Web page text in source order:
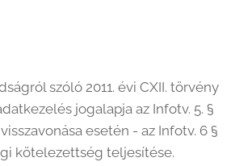
szóló 2011. évi CXII. törvény
jogalapja az Infotv. 5. §
esetén - az Infotv. 6 §
kötelezettség teljesítése.